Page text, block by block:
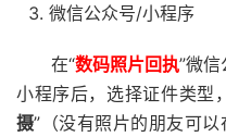
微信公众号/小程序
在“数码照片回执”微
小程序后，选择证件类型
摄”（没有照片的朋友可